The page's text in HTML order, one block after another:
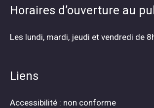
Horaires d’ouverture au
Les lundi, mardi, jeudi et vendredi de
Liens
Accessibilité : non conforme